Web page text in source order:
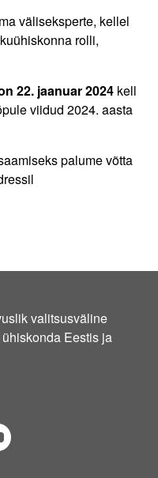
väliseksperte, kellel
rolli,
22. jaanuar 2024 kell
viidud 2024. aasta
palume võtta
valitsusväline
Eestis ja